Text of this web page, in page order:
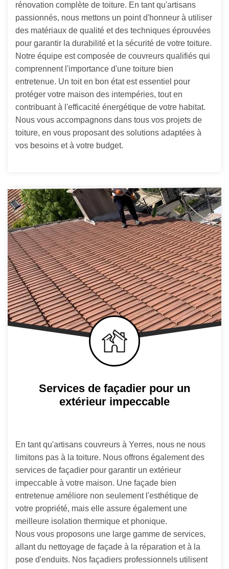
rénovation complète de toiture. En tant qu'artisans
passionnés, nous mettons un point d'honneur à utiliser
des matériaux de qualité et des techniques éprouvées
pour garantir la durabilité et la sécurité de votre toiture.
Notre équipe est composée de couvreurs qualifiés qui
comprennent l'importance d'une toiture bien
entretenue. Un toit en bon état est essentiel pour
protéger votre maison des intempéries, tout en
contribuant à l'efficacité énergétique de votre habitat.
Nous vous accompagnons dans tous vos projets de
toiture, en vous proposant des solutions adaptées à
vos besoins et à votre budget.
Services de façadier pour un
extérieur impeccable
En tant qu'artisans couvreurs à Yerres, nous ne nous
limitons pas à la toiture. Nous offrons également des
services de façadier pour garantir un extérieur
impeccable à votre maison. Une façade bien
entretenue améliore non seulement l'esthétique de
votre propriété, mais elle assure également une
meilleure isolation thermique et phonique.
Nous vous proposons une large gamme de services,
allant du nettoyage de façade à la réparation et à la
pose d'enduits. Nos façadiers professionnels utilisent